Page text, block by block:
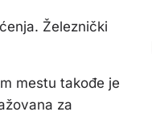
Železnički
mestu takođe je
za